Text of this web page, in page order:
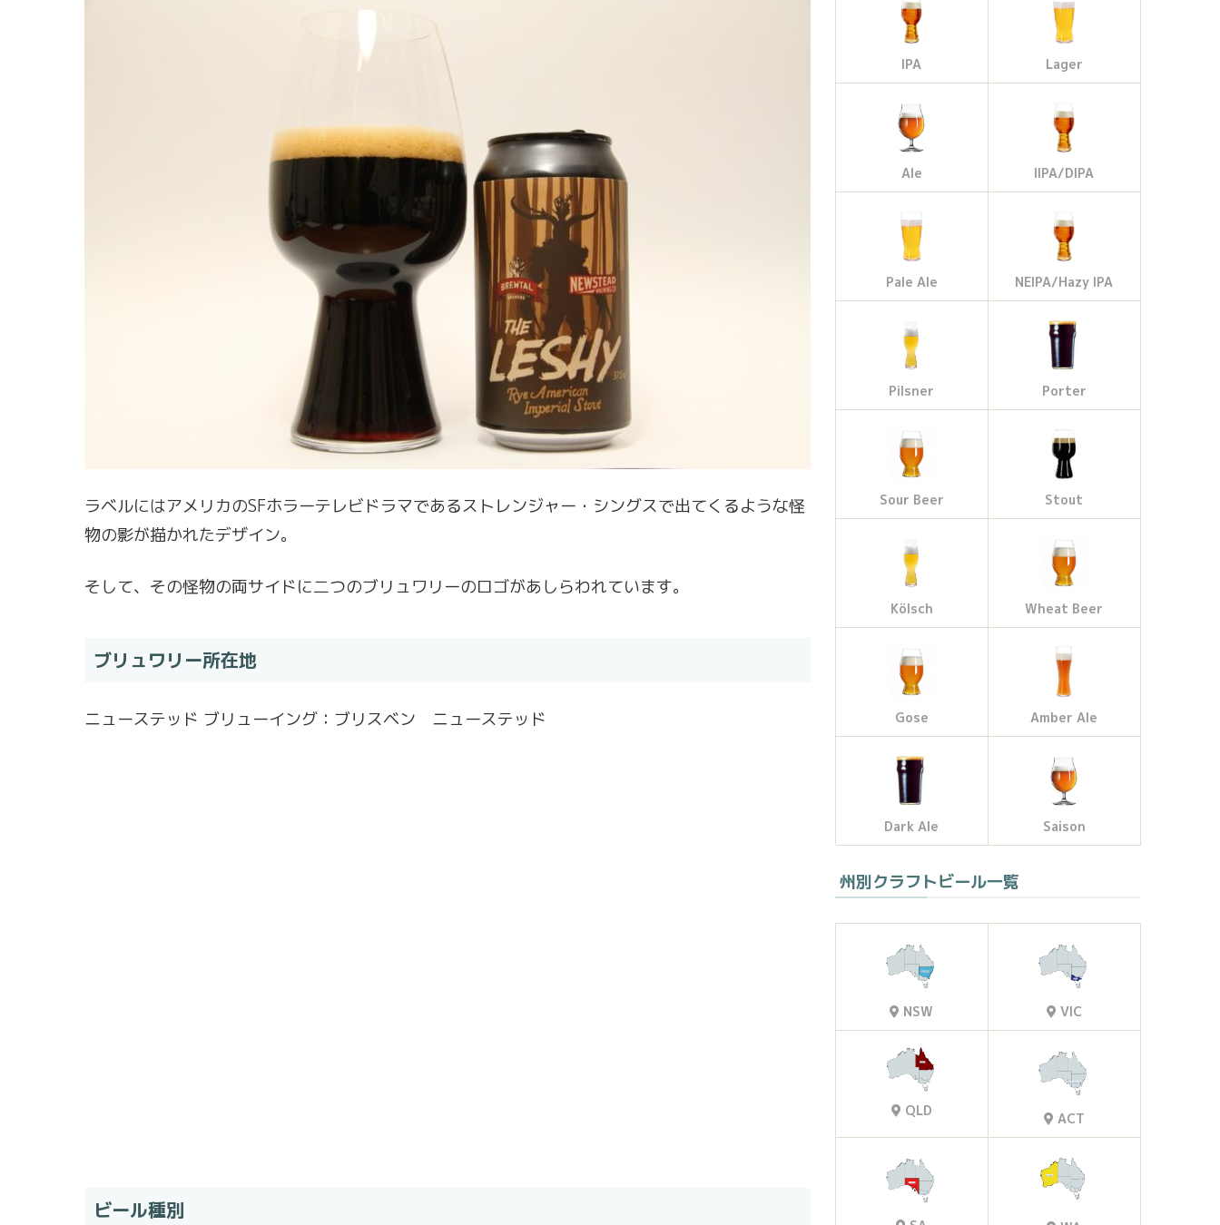
ラベルにはアメリカのSFホラーテレビドラマであるストレンジャー・シングスで出てくるような怪
物の影が描かれたデザイン。
そして、その怪物の両サイドに二つのブリュワリーのロゴがあしらわれています。
ブリュワリー所在地
ニューステッド ブリューイング：ブリスベン ニューステッド
ビール種別
IPA Lager
Ale IIPA/DIPA
Pale Ale NEIPA/Hazy IPA
Pilsner Porter
Sour Beer Stout
Kölsch Wheat Beer
Gose Amber Ale
Dark Ale Saison
州別クラフトビール一覧
NSW VIC
QLD ACT